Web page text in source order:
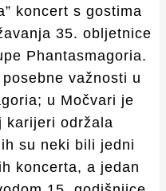
koncert s gostima
35. obljetnice
Phantasmagoria.
važnosti u
u Močvari je
karijeri održala
su neki bili jedni
koncerta, a jedan